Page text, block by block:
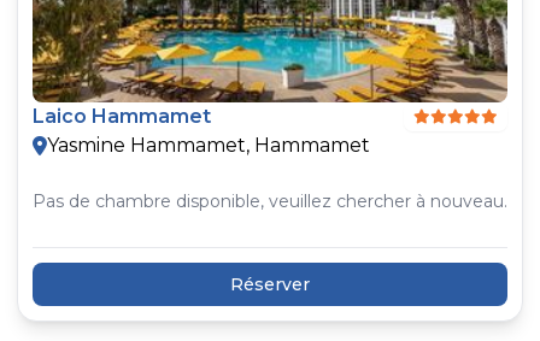
Laico Hammamet
Yasmine Hammamet, Hammamet
Pas de chambre disponible, veuillez chercher à nouveau.
Réserver